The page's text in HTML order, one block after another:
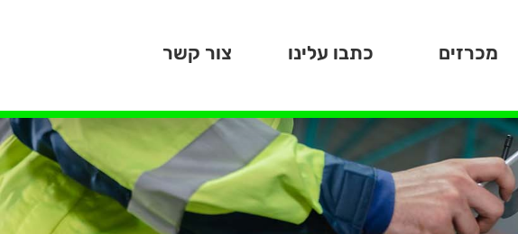
מכרזים כתבו עלינו צור קשר